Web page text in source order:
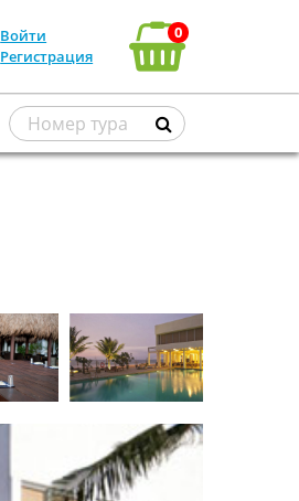
Войти
Регистрация
0